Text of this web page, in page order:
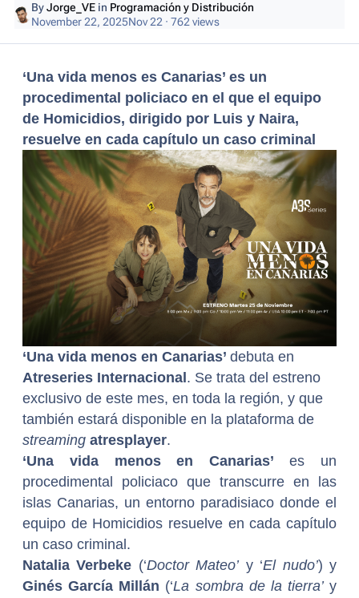
ByJorge_VE in Programación y Distribución
November 22, 2025Nov 22 · 762 views
‘Una vida menos es Canarias’ es un
procedimental policiaco en el que el equipo
de Homicidios, dirigido por Luis y Naira,
resuelve en cada capítulo un caso criminal
‘Una vida menos en Canarias’ debuta en
Atreseries Internacional . Se trata del estreno
exclusivo de este mes, en toda la región, y que
también estará disponible en la plataforma de
streaming atresplayer.
‘Una vida menos en Canarias’es
un
procedimental policiaco que transcurre en las
islas Canarias, un entorno paradisiaco donde el
equipo de Homicidios resuelve en cada capítulo
un caso criminal.
Natalia Verbeke (‘Doctor Mateo’y ‘El nudo’) y
Ginés García Millán (‘La sombra de la tierra’y